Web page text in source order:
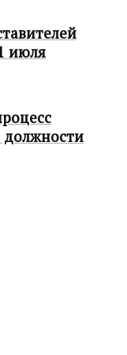
июля
должности